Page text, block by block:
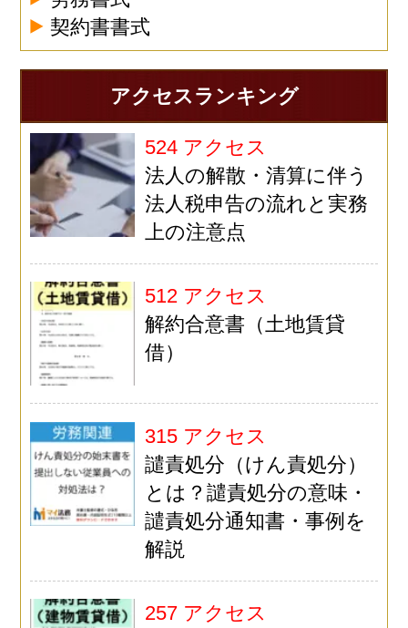
契約書書式
アクセスランキング
524 アクセス
法人の解散・清算に伴う
法人税申告の流れと実務
上の注意点
512 アクセス
解約合意書（土地賃貸
借）
315 アクセス
譴責処分（けん責処分）
とは？譴責処分の意味・
譴責処分通知書・事例を
解説
257 アクセス